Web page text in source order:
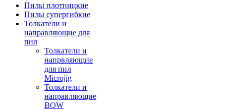
Пилы плотницкие
Пилы супергибкие
Толкатели и
направляющие для
пил
Толкатели и
напрвляющие
для пил
Microjig
Толкатели и
направляющие
BOW